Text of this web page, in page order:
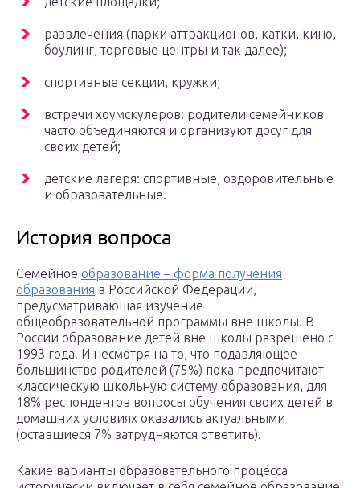
развлечения (парки аттракционов, катки, кино,
боулинг, торговые центры и так далее);
спортивные секции, кружки;
встречи хоумскулеров: родители семейников
часто объединяются и организуют досуг для
своих детей;
детские лагеря: спортивные, оздоровительные
и образовательные.
История вопроса
Семейное образование – форма получения
образования в Российской Федерации,
предусматривающая изучение
общеобразовательной программы вне школы. В
России образование детей вне школы разрешено с
1993 года. И несмотря на то, что подавляющее
большинство родителей (75%) пока предпочитают
классическую школьную систему образования, для
18% респондентов вопросы обучения своих детей в
домашних условиях оказались актуальными
(оставшиеся 7% затрудняются ответить).
Какие варианты образовательного процесса